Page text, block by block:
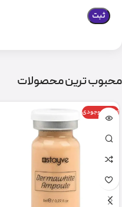
محبوب ترین محصولات
اتمام موجودی